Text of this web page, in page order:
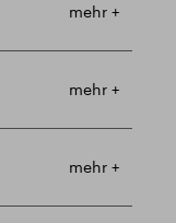
mehr +
mehr +
mehr +